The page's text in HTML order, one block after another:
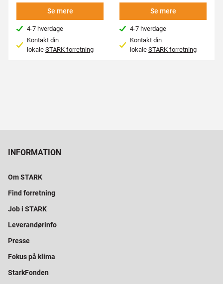
Se mere
4-7 hverdage
Kontakt din
lokale STARK forretning
Se mere
4-7 hverdage
Kontakt din
lokale STARK forretning
INFORMATION
Om STARK
Find forretning
Job i STARK
Leverandørinfo
Presse
Fokus på klima
StarkFonden